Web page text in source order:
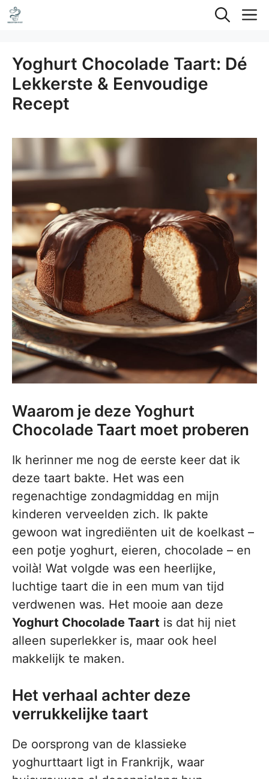
Ga
naar
inhoud
Yoghurt Chocolade Taart: Dé
Lekkerste & Eenvoudige
Recept
Waarom je deze Yoghurt
Chocolade Taart moet proberen
Ik herinner me nog de eerste keer dat ik
deze taart bakte. Het was een
regenachtige zondagmiddag en mijn
kinderen verveelden zich. Ik pakte
gewoon wat ingrediënten uit de koelkast –
een potje yoghurt, eieren, chocolade – en
voilà! Wat volgde was een heerlijke,
luchtige taart die in een mum van tijd
verdwenen was. Het mooie aan deze
Yoghurt Chocolade Taart is dat hij niet
alleen superlekker is, maar ook heel
makkelijk te maken.
Het verhaal achter deze
verrukkelijke taart
De oorsprong van de klassieke
yoghurttaart ligt in Frankrijk, waar